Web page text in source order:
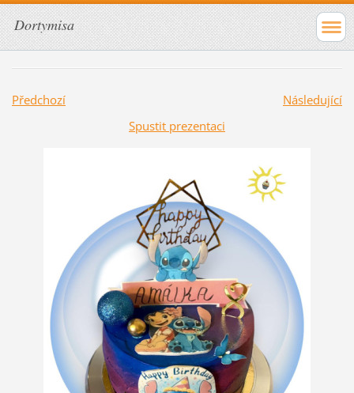
Dortymisa
Předchozí
Následující
Spustit prezentaci